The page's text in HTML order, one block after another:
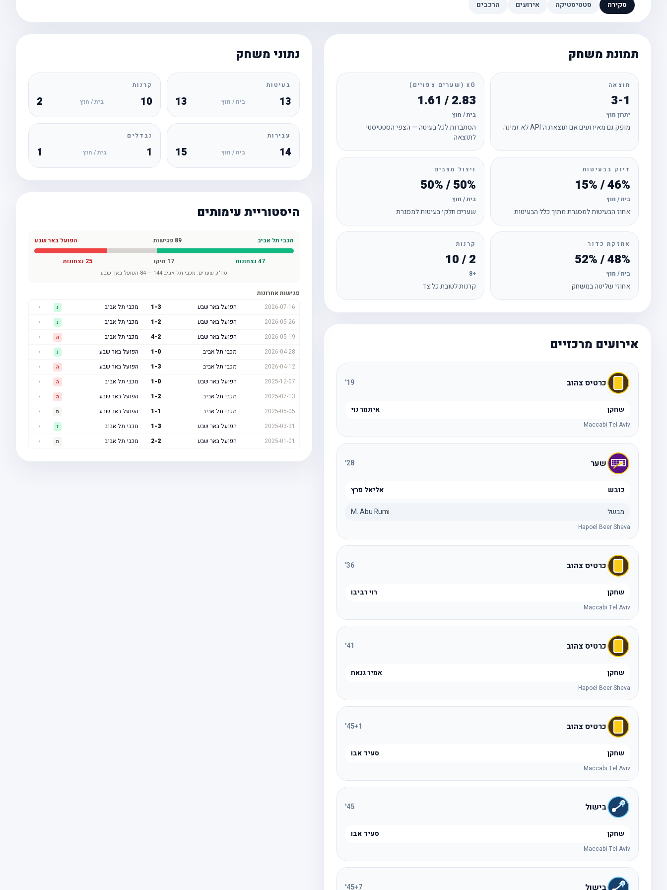
סקירה סטטיסטיקה אירועים הרכבים
תמונת משחק
תוצאה
3-1
יתרון חוץ
מופק גם מאירועים אם תוצאת ה־API לא זמינה
xG (שערים צפויים)
2.83 / 1.61
בית / חוץ
הסתברות לכל בעיטה — הצפי הסטטיסטי
לתוצאה
דיוק בבעיטות
46% / 15%
בית / חוץ
אחוז הבעיטות למסגרת מתוך כלל הבעיטות
ניצול מצבים
50% / 50%
בית / חוץ
שערים חלקי בעיטות למסגרת
אחזקת כדור
48% / 52%
בית / חוץ
אחוזי שליטה במשחק
קרנות
2 / 10
+8
קרנות לטובת כל צד
אירועים מרכזיים
כרטיס צהוב 19
'
שחקן איתמר נוי
Maccabi Tel Aviv
שער 28
'
כובש אליאל פרץ
מבשל M. Abu Rumi
Hapoel Beer Sheva
כרטיס צהוב 36
'
שחקן רוי רביבו
Maccabi Tel Aviv
כרטיס צהוב 41
'
שחקן אמיר גנאח
Hapoel Beer Sheva
כרטיס צהוב 45+1
'
שחקן סעיד אבו
Maccabi Tel Aviv
בישול 45
'
שחקן סעיד אבו
Maccabi Tel Aviv
בישול 45+7
'
נתוני משחק
בעיטות
13 בית / חוץ 13
קרנות
10 בית / חוץ 2
עבירות
14 בית / חוץ 15
נבדלים
1 בית / חוץ 1
היסטוריית עימותים
מכבי תל אביב 89 פגישות הפועל באר שבע
47נצחונות 17 תיקו 25 נצחונות
סה"כ שערים: מכבי תל אביב144
—
84 הפועל באר שבע
פגישות אחרונות
2026-07-16
הפועל באר שבע 1-3 מכבי תל אביב נ
›
2026-05-26
הפועל באר שבע 1-2 מכבי תל אביב נ
›
2026-05-19
הפועל באר שבע 4-2 מכבי תל אביב ה
›
2026-04-28
מכבי תל אביב 1-0 הפועל באר שבע נ
›
2026-04-12
מכבי תל אביב 1-3 הפועל באר שבע ה
›
2025-12-07
הפועל באר שבע 1-0 מכבי תל אביב ה
›
2025-07-13
מכבי תל אביב 1-2 הפועל באר שבע ה
›
2025-05-05
מכבי תל אביב 1-1 הפועל באר שבע ת
›
2025-03-31
הפועל באר שבע 1-3 מכבי תל אביב נ
›
2025-01-01
הפועל באר שבע 2-2 מכבי תל אביב ת ›